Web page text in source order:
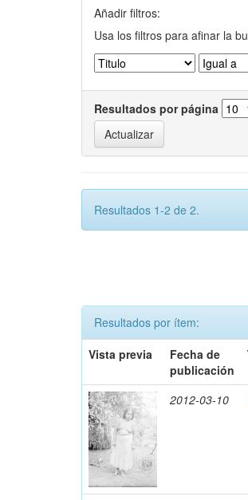
Añadir filtros:
Usa los filtros para afinar la
Resultados por página
Resultados 1-2 de 2.
Resultados por ítem:
Vista previa
Fecha de
publicación
2012-03-10